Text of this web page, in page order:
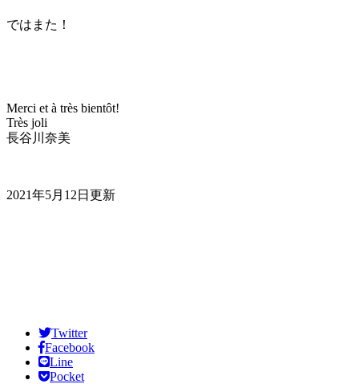
ではまた！
Merci et à très bientôt!
Très joli
長谷川奈美
2021年5月12日更新
Twitter
Facebook
Line
Pocket